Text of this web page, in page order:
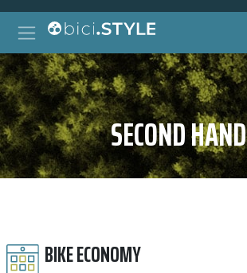
Vai al contenuto
Navigazione principale
Ricerca per:
SECOND HAND
BIKE ECONOMY